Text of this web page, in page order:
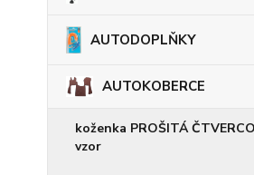
AUTODOPLŇKY
AUTOKOBERCE
koženka PROŠITÁ
vzor